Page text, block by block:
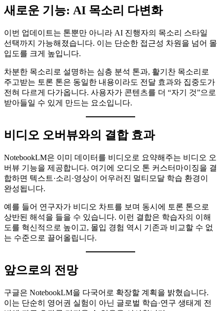
새로운 기능: AI 목소리 다변화
이번 업데이트는 톤뿐만 아니라 AI 진행자의 목소리 스타일
선택까지 가능해졌습니다. 이는 단순한 접근성 차원을 넘어 몰
입도를 크게 높입니다.
차분한 목소리로 설명하는 심층 분석 톤과, 활기찬 목소리로
주고받는 토론 톤은 동일한 내용이라도 전달 효과와 집중도가
전혀 다르게 다가옵니다. 사용자가 콘텐츠를 더 “자기 것”으로
받아들일 수 있게 만드는 요소입니다.
비디오 오버뷰와의 결합 효과
NotebookLM은 이미 데이터를 비디오로 요약해주는 비디오 오
버뷰 기능을 제공합니다. 여기에 오디오 톤 커스터마이징을 결
합하면 텍스트·소리·영상이 어우러진 멀티모달 학습 환경이
완성됩니다.
예를 들어 연구자가 비디오 차트를 보며 동시에 토론 톤으로
상반된 해석을 들을 수 있습니다. 이런 결합은 학습자의 이해
도를 혁신적으로 높이고, 몰입 경험 역시 기존과 비교할 수 없
는 수준으로 끌어올립니다.
앞으로의 전망
구글은 NotebookLM을 다국어로 확장할 계획을 밝혔습니다.
이는 단순히 영어권 실험이 아닌 글로벌 학습·연구 생태계 전